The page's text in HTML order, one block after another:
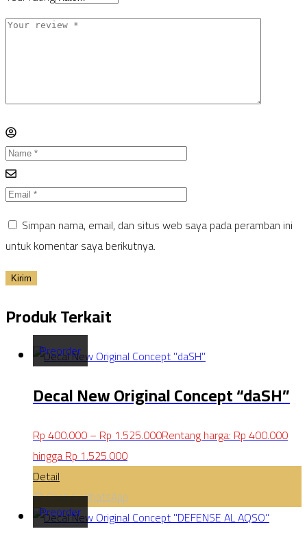
Simpan nama, email, dan situs web saya pada peramban ini
untuk komentar saya berikutnya.
Produk Terkait
Preorder
Decal New Original Concept “daSH”
Rp400.000–Rp1.525.000Rentang harga: Rp 400.000
hingga Rp 1.525.000
Detail
Chat di WhatsApp
Preorder